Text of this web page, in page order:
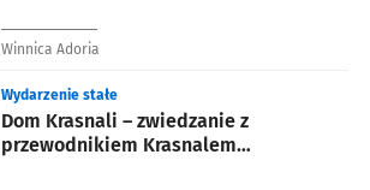
Winnica Adoria
Dom Krasnali – zwiedzanie z
przewodnikiem Krasnalem
Wydarzenie stałe